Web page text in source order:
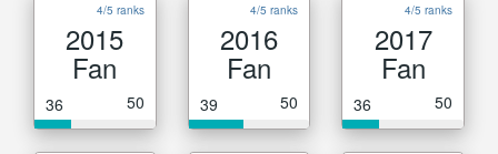
4/5 ranks
2015
Fan
36 50
4/5 ranks
2016
Fan
39 50
4/5 ranks
2017
Fan
36 50